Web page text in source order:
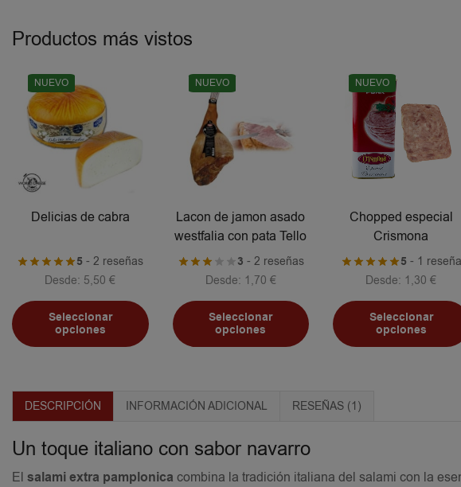
Productos más vistos
NUEVO
Delicias de cabra
5 - 2 reseñas
Desde: 5,50€
Seleccionar
opciones
NUEVO
Lacon de jamon asado
westfalia con pata Tello
3 - 2 reseñas
Desde: 1,70 €
Seleccionar
opciones
NUEVO
Chopped especial
Crismona
5- 1 reseña
Desde: 1,30€
Seleccionar
opciones
DESCRIPCIÓN INFORMACIÓN ADICIONAL RESEÑAS (1)
Un toque italiano con sabor navarro
El salami extra pamplonica combina la tradición italiana del salami con la